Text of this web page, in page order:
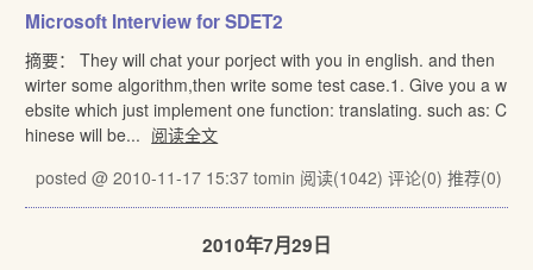
Microsoft Interview for SDET2
摘要： They will chat your porject with you in english. and then
wirter some algorithm,then write some test case.1. Give you a w
ebsite which just implement one function: translating. such as: C
hinese will be... 阅读全文
posted @ 2010-11-17 15:37 tomin 阅读(1042) 评论(0) 推荐(0)
2010年7月29日